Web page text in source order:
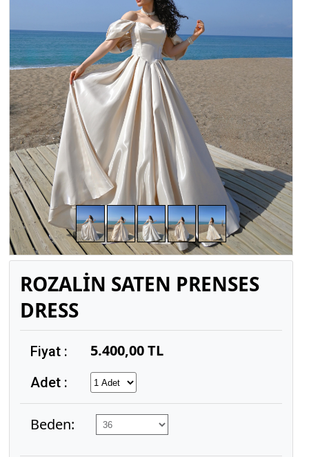
ROZALİN SATEN PRENSES
DRESS
Fiyat : 5.400,00 TL
Adet :
Beden: